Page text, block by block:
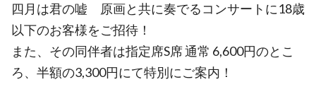
四月は君の嘘 原画と共に奏でるコンサートに18歳
以下のお客様をご招待！
また、その同伴者は指定席S席 通常 6,600円のとこ
ろ、半額の3,300円にて特別にご案内！